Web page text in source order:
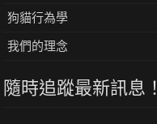
狗貓行為學
我們的理念
隨時追蹤最新訊息！